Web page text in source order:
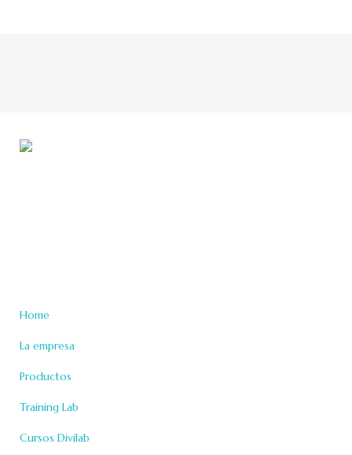
Home
La empresa
Productos
Training Lab
Cursos Divilab